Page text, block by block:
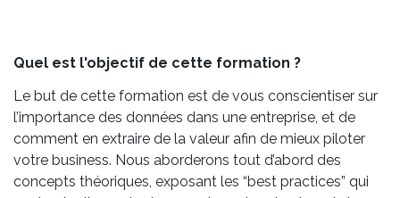
Quel est l'objectif de cette formation ?
Le but de cette formation est de vous conscientiser sur
l’importance des données dans une entreprise, et de
comment en extraire de la valeur afin de mieux piloter
votre business. Nous aborderons tout d’abord des
concepts théoriques, exposant les “best practices” qui